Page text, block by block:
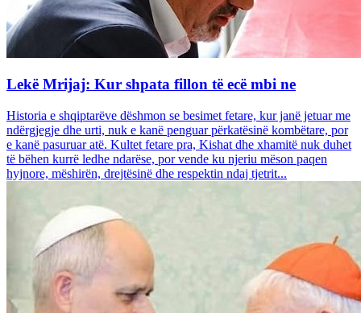
Lekë Mrijaj: Kur shpata fillon të ecë mbi ne
Historia e shqiptarëve dëshmon se besimet fetare, kur janë jetuar me
ndërgjegje dhe urti, nuk e kanë penguar përkatësinë kombëtare, por
e kanë pasuruar atë. Kultet fetare pra, Kishat dhe xhamitë nuk duhet
të bëhen kurrë ledhe ndarëse, por vende ku njeriu mëson paqen
hyjnore, mëshirën, drejtësinë dhe respektin ndaj tjetrit...